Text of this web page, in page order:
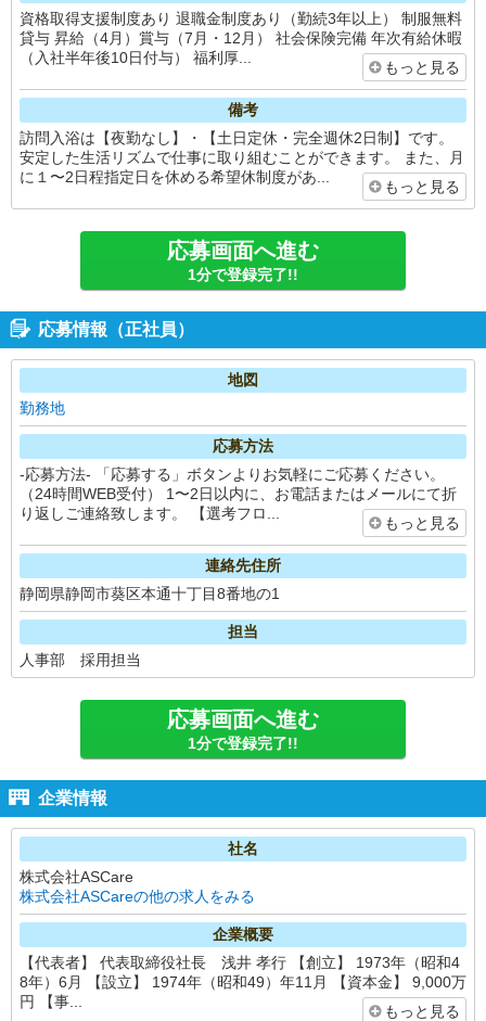
資格取得支援制度あり 退職金制度あり（勤続3年以上） 制服無料
貸与 昇給（4月）賞与（7月・12月） 社会保険完備 年次有給休暇
（入社半年後10日付与） 福利厚...
もっと見る
備考
訪問入浴は【夜勤なし】・【土日定休・完全週休2日制】です。
安定した生活リズムで仕事に取り組むことができます。 また、月
に１〜2日程指定日を休める希望休制度があ...
もっと見る
応募画面へ進む
1分で登録完了!!
応募情報（正社員）
地図
勤務地
応募方法
-応募方法- 「応募する」ボタンよりお気軽にご応募ください。
（24時間WEB受付） 1〜2日以内に、お電話またはメールにて折
り返しご連絡致します。 【選考フロ...
もっと見る
連絡先住所
静岡県静岡市葵区本通十丁目8番地の1
担当
人事部 採用担当
応募画面へ進む
1分で登録完了!!
企業情報
社名
株式会社ASCare
株式会社ASCareの他の求人をみる
企業概要
【代表者】 代表取締役社長 浅井 孝行 【創立】 1973年（昭和4
8年）6月 【設立】 1974年（昭和49）年11月 【資本金】 9,000万
円 【事...
もっと見る